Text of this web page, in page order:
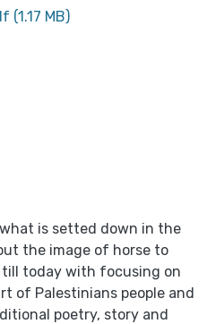
(1.17 MB)
is setted down in the
the image of horse to
today with focusing on
of Palestinians people and
poetry, story and